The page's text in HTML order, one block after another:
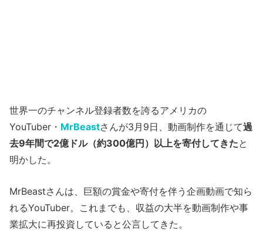
世界一のチャンネル登録者数を誇るアメリカの
YouTuber・ MrBeastさんが3月9日、動画制作を通じて過
去9年間で2億ドル（約300億円）以上を寄付してきたと
明かした。
MrBeastさんは、巨額の賞金や寄付を伴う企画動画で知ら
れるYouTuber。これまでも、収益の大半を動画制作や事
業拡大に再投資していると公言してきた。